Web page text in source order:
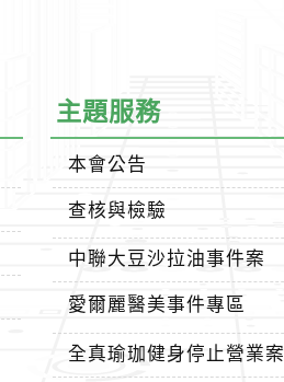
主題服務
本會公告
查核與檢驗
中聯大豆沙拉油事件案
愛爾麗醫美事件專區
全真瑜珈健身停止營業案